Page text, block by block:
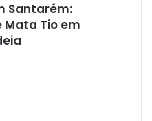
Santarém:
Mata Tio em